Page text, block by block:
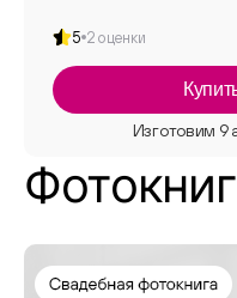
5 2 оценки